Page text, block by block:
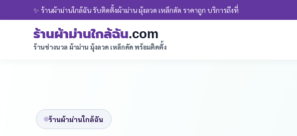
✨ ร้านผ้าม่านใกล้ฉัน รับติดตั้งผ้าม่าน มุ้งลวด เหล็กดัด ราคาถูก บริการถึงที่
ร้านผ้าม่านใกล้ฉัน.com
ร้านช่างนวล ผ้าม่าน มุ้งลวด เหล็กดัด พร้อมติดตั้ง
ร้านผ้าม่านใกล้ฉัน